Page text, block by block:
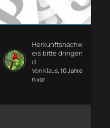
Herkunftsnachw
eis bitte dringen
d
Von Klaus, 10 Jahre
n vor